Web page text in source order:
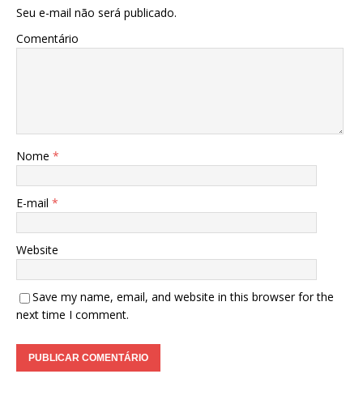
Seu e-mail não será publicado.
Comentário
Nome *
E-mail *
Website
Save my name, email, and website in this browser for the
next time I comment.